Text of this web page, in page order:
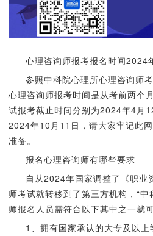
心理咨询师报考报名时间2024
参照中科院心理所心理咨询师
心理咨询师报考时间是从考前两个
试报考截止时间分别为2024年4月
2024年10月11日，请大家牢记此
准备。
报名心理咨询师有哪些要求
自从2024年国家调整了《职业
师考试就转移到了第三方机构，“
师报名人员需符合以下其中之一就
1、拥有国家承认的大专及以上